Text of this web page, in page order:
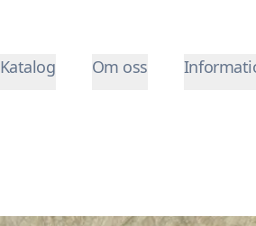
Katalog Om oss